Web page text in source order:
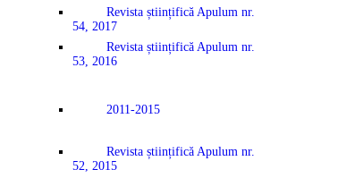
Revista științifică Apulum nr.
54, 2017
Revista științifică Apulum nr.
53, 2016
2011-2015
Revista științifică Apulum nr.
52, 2015